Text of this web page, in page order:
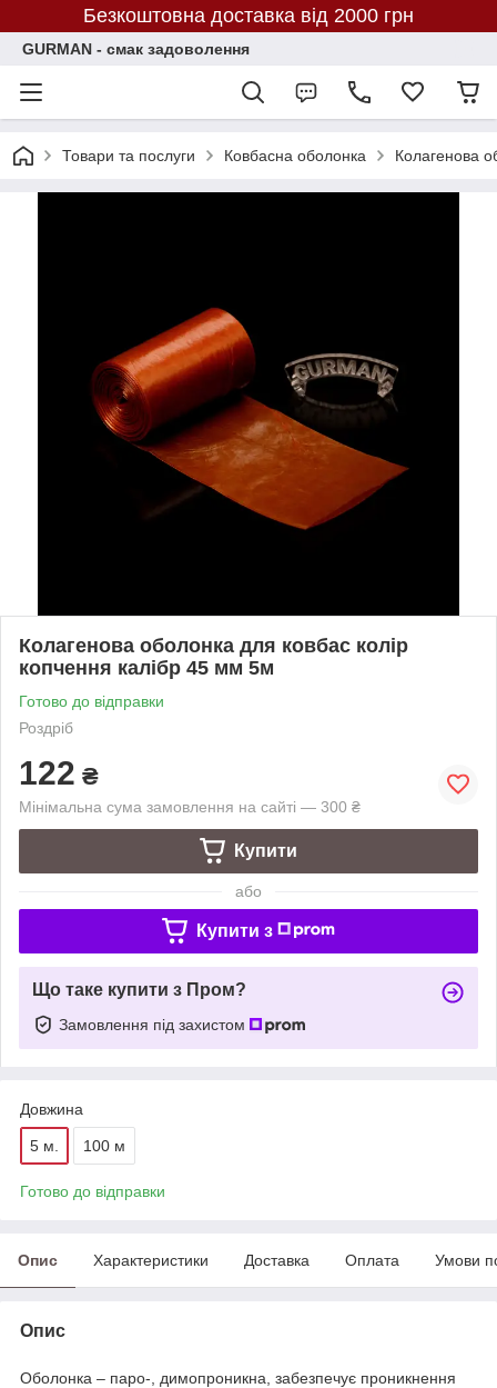
Безкоштовна доставка від 2000 грн
GURMAN - смак задоволення
Товари та послуги Ковбасна оболонка Колагенова
Колагенова оболонка для ковбас колір
копчення калібр 45 мм 5м
Готово до відправки
Роздріб
122 ₴
Мінімальна сума замовлення на сайті — 300 ₴
Купити
або
Купити з
Що таке купити з Пром?
Замовлення під захистом
Довжина
5 м. 100 м
Готово до відправки
Опис Характеристики Доставка Оплата Умови
Опис
Оболонка – паро-, димопроникна, забезпечує проникнення